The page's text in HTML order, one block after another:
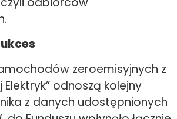
zeroemisyjnych z
odnoszą kolejny
z danych udostępnionych